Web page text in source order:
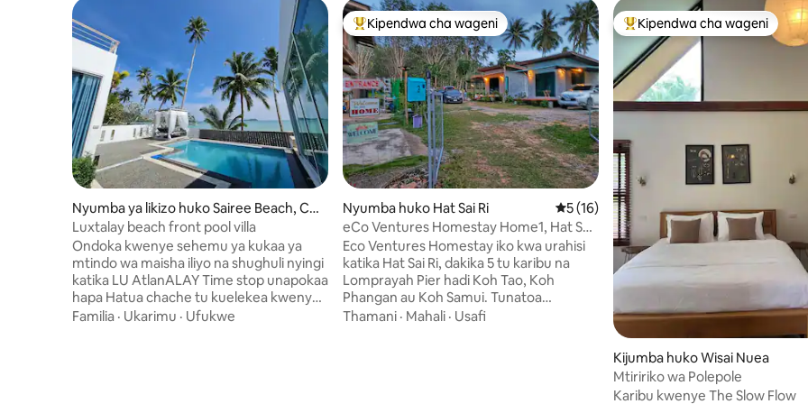
Nyumba ya likizo huko Sairee Beach, Ch
umphon
Luxtalay beach front pool villa
Ondoka kwenye sehemu ya kukaa ya
mtindo wa maisha iliyo na shughuli nyingi
katika LU AtlanALAY Time stop unapokaa
hapa Hatua chache tu kuelekea kwenye
Pwani ya Kibinafsi inayozunguka
Familia · Ukarimu · Ufukwe
Kipendwa maarufu cha wageni
Kipendwa cha wageni
Nyumba huko Hat Sai Ri Ukadiriaji wa wastani wa 5 kati ya 5,
5 (16)
eCo Ventures Homestay Home1, Hat Sai
Ri Chumphon
Eco Ventures Homestay iko kwa urahisi
katika Hat Sai Ri, dakika 5 tu karibu na
Lomprayah Pier hadi Koh Tao, Koh
Phangan au Koh Samui. Tunatoa
uhamisho maalumu wa kujitegemea BILA
Thamani · Mahali · Usafi
Kipendwa maarufu cha wageni
Kipendwa cha wageni
Kijumba huko Wisai Nuea
Mtiririko wa Polepole
Karibu kwenye The Slow Flow